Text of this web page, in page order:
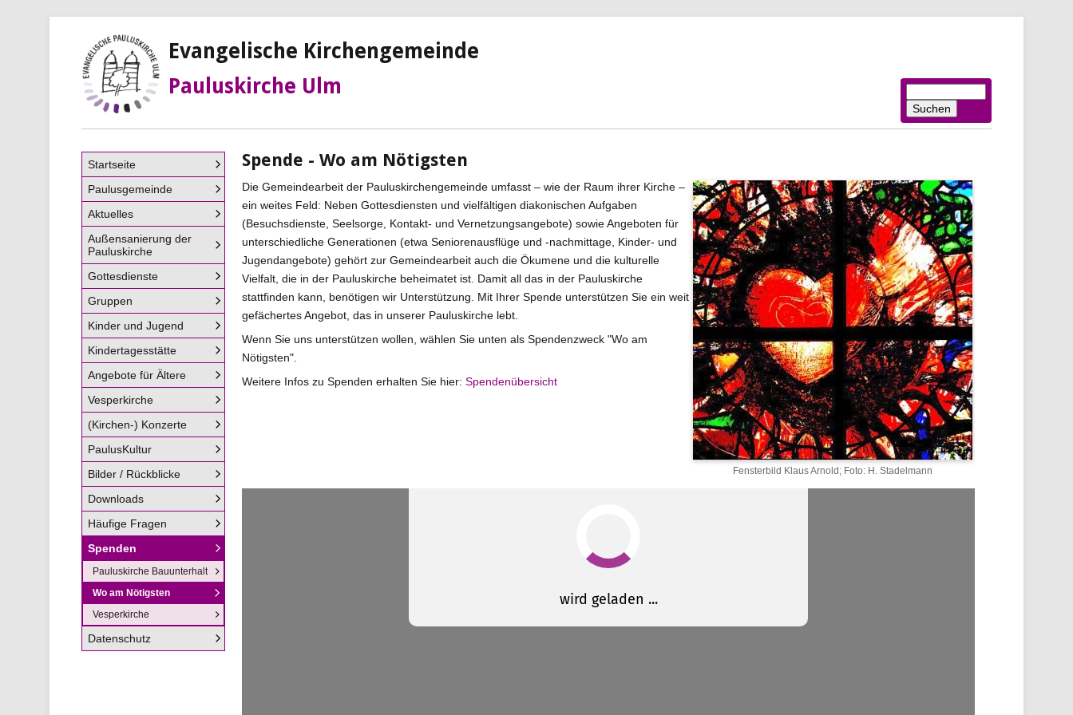
Evangelische Kirchengemeinde
Pauluskirche Ulm
Suchen
Spende - Wo am Nötigsten
Fensterbild Klaus Arnold; Foto: H. Stadelmann
Die Gemeindearbeit der Pauluskirchengemeinde umfasst – wie der Raum ihrer Kirche –
ein weites Feld: Neben Gottesdiensten und vielfältigen diakonischen Aufgaben
(Besuchsdienste, Seelsorge, Kontakt- und Vernetzungsangebote) sowie Angeboten für
unterschiedliche Generationen (etwa Seniorenausflüge und -nachmittage, Kinder- und
Jugendangebote) gehört zur Gemeindearbeit auch die Ökumene und die kulturelle
Vielfalt, die in der Pauluskirche beheimatet ist. Damit all das in der Pauluskirche
stattfinden kann, benötigen wir Unterstützung. Mit Ihrer Spende unterstützen Sie ein weit
gefächertes Angebot, das in unserer Pauluskirche lebt.
Wenn Sie uns unterstützen wollen, wählen Sie unten als Spendenzweck "Wo am
Nötigsten".
Weitere Infos zu Spenden erhalten Sie hier: Spendenübersicht
Navigation
überspringen
Startseite
Paulusgemeinde
Aktuelles
Außensanierung der
Pauluskirche
Gottesdienste
Gruppen
Kinder und Jugend
Kindertagesstätte
Angebote für Ältere
Vesperkirche
(Kirchen-) Konzerte
PaulusKultur
Bilder / Rückblicke
Downloads
Häufige Fragen
Spenden
Pauluskirche Bauunterhalt
Wo am Nötigsten
Vesperkirche
Datenschutz